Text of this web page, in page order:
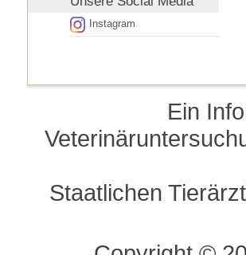
Instagram
Ein
Staatlichen